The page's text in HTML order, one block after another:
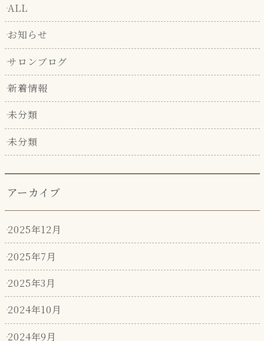
ALL
お知らせ
サロンブログ
新着情報
未分類
未分類
アーカイブ
2025年12月
2025年7月
2025年3月
2024年10月
2024年9月